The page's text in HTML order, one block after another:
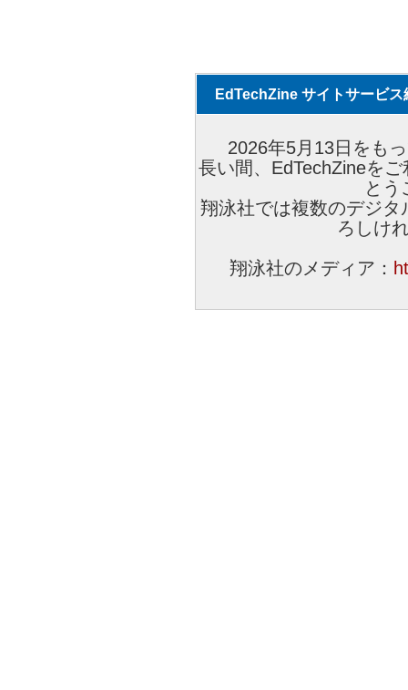
EdTechZine サイトサービス
2026年5月13日をも
長い間、EdTechZineを
とう
翔泳社では複数のデジ
ろしけ
翔泳社のメディア：